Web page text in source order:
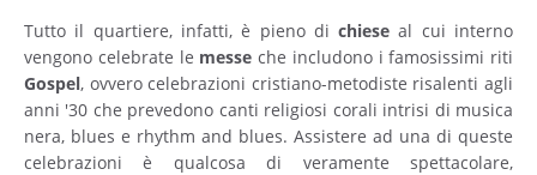
Tutto il quartiere, infatti, è pieno dichiese al cui interno
vengono celebrate le messe che includono i famosissimi riti
Gospel, ovvero celebrazioni cristiano-metodiste risalenti agli
anni '30 che prevedono canti religiosi corali intrisi di musica
nera, blues e rhythm and blues. Assistere ad una di queste
celebrazioni è qualcosa di veramente spettacolare,